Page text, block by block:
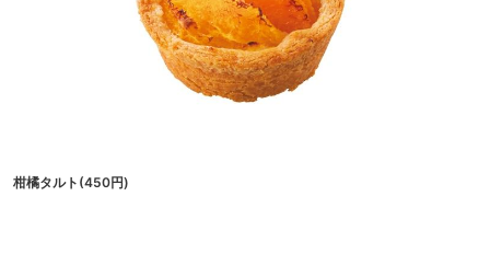
柑橘タルト(450円)